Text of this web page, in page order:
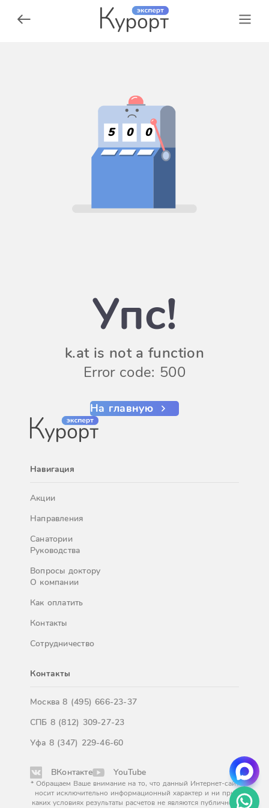
5 0 0
Упс!
k.at is not a function
Error code: 500
На главную
Навигация
Акции
Направления
Санатории
Руководства
Вопросы доктору
О компании
Как оплатить
Контакты
Сотрудничество
Контакты
Москва8 (495) 666-23-37
СПБ 8 (812) 309-27-23
Уфа 8 (347) 229-46-60
ВКонтакте YouTube
* Обращаем Ваше внимание на то, что данный Интернет-сайт
носит исключительно информационный характер и ни при
каких условиях результаты расчетов не являются публичной